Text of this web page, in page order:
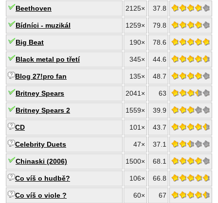
Beethoven 2125× 37.8
Bídníci - muzikál 1259× 79.8
Big Beat 190× 78.6
Black metal po třetí 345× 44.6
Blog 27!pro fan 135× 48.7
Britney Spears 2041× 63
Britney Spears 2 1559× 39.9
CD 101× 43.7
Celebrity Duets 47× 37.1
Chinaski (2006) 1500× 68.1
Co víš o hudbě? 106× 66.8
Co víš o viole ? 60× 67